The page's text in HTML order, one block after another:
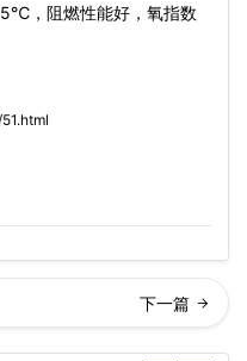
，阻燃性能好，氧指数
横流闭式冷却塔填料